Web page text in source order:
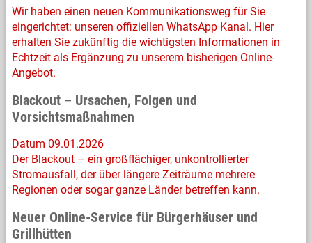
Wir haben einen neuen Kommunikationsweg für Sie
eingerichtet: unseren offiziellen WhatsApp Kanal. Hier
erhalten Sie zukünftig die wichtigsten Informationen in
Echtzeit als Ergänzung zu unserem bisherigen Online-
Angebot.
Blackout – Ursachen, Folgen und
Vorsichtsmaßnahmen
Datum 09.01.2026
Der Blackout – ein großflächiger, unkontrollierter
Stromausfall, der über längere Zeiträume mehrere
Regionen oder sogar ganze Länder betreffen kann.
Neuer Online-Service für Bürgerhäuser und
Grillhütten